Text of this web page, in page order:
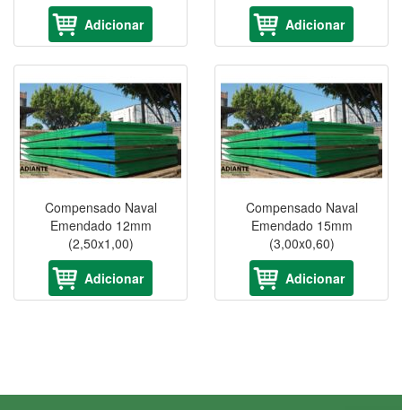
Adicionar
Adicionar
Compensado Naval
Emendado 12mm
(2,50x1,00)
Adicionar
Compensado Naval
Emendado 15mm
(3,00x0,60)
Adicionar